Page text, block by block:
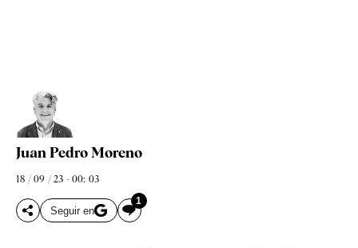
Juan Pedro Moreno
18 / 09 / 23 - 00: 03
Seguir en
1